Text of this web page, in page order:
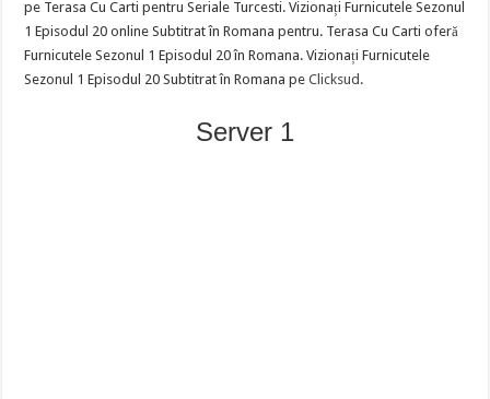
pe Terasa Cu Carti pentru Seriale Turcesti. Vizionați Furnicutele Sezonul
1 Episodul 20 online Subtitrat în Romana pentru. Terasa Cu Carti oferă
Furnicutele Sezonul 1 Episodul 20 în Romana. Vizionați Furnicutele
Sezonul 1 Episodul 20 Subtitrat în Romana peClicksud .
Server 1